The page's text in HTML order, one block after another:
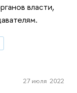
власти,
27 июля 2022